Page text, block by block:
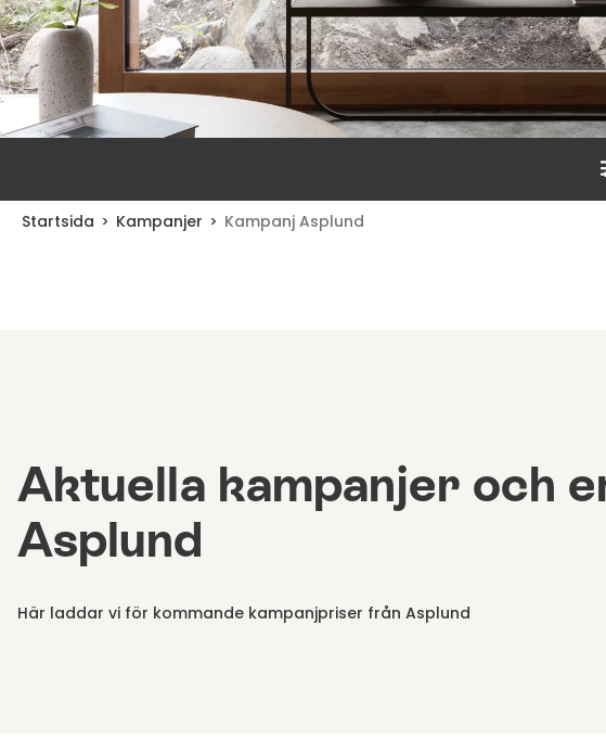
Startsida Kampanjer Kampanj Asplund
Aktuella kampanjer och
Asplund
Här laddar vi för kommande kampanjpriser från Asplund